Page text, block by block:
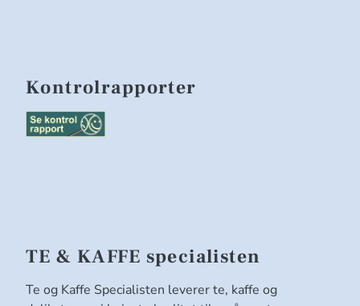
Kontrolrapporter
TE & KAFFE specialisten
Te og Kaffe Specialisten leverer te, kaffe og